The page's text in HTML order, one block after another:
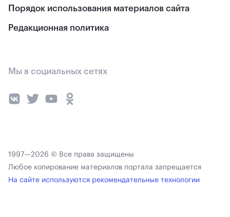
Порядок использования материалов сайта
Редакционная политика
Мы в социальных сетях
1997—2026 © Все права защищены
Любое копирование материалов портала запрещается
На сайте используются рекомендательные технологии